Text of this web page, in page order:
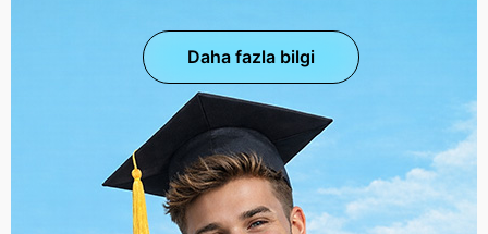
Daha fazla bilgi